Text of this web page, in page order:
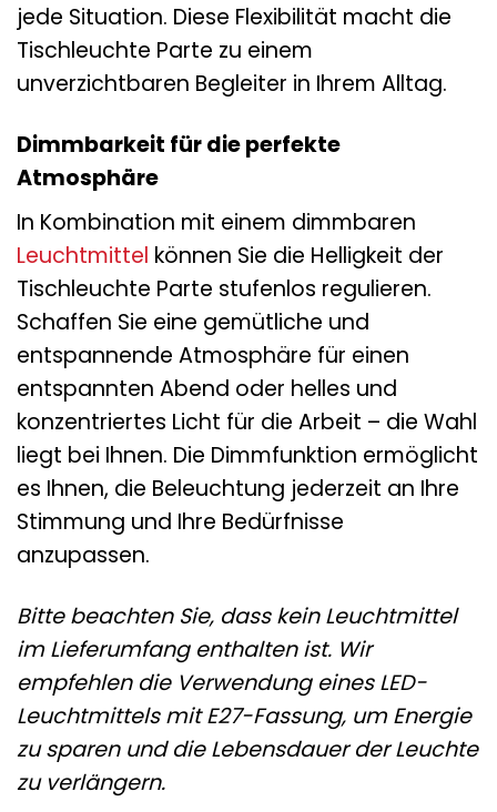
jede Situation. Diese Flexibilität macht die
Tischleuchte Parte zu einem
unverzichtbaren Begleiter in Ihrem Alltag.
Dimmbarkeit für die perfekte
Atmosphäre
In Kombination mit einem dimmbaren
Leuchtmittel können Sie die Helligkeit der
Tischleuchte Parte stufenlos regulieren.
Schaffen Sie eine gemütliche und
entspannende Atmosphäre für einen
entspannten Abend oder helles und
konzentriertes Licht für die Arbeit – die Wahl
liegt bei Ihnen. Die Dimmfunktion ermöglicht
es Ihnen, die Beleuchtung jederzeit an Ihre
Stimmung und Ihre Bedürfnisse
anzupassen.
Bitte beachten Sie, dass kein Leuchtmittel
im Lieferumfang enthalten ist. Wir
empfehlen die Verwendung eines LED-
Leuchtmittels mit E27-Fassung, um Energie
zu sparen und die Lebensdauer der Leuchte
zu verlängern.